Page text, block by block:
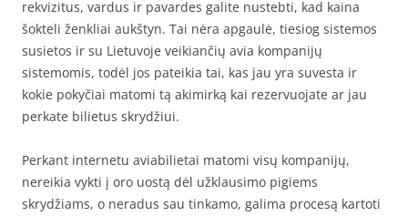
rekvizitus, vardus ir pavardes galite nustebti, kad kaina
šokteli ženkliai aukštyn. Tai nėra apgaulė, tiesiog sistemos
susietos ir su Lietuvoje veikiančių avia kompanijų
sistemomis, todėl jos pateikia tai, kas jau yra suvesta ir
kokie pokyčiai matomi tą akimirką kai rezervuojate ar jau
perkate bilietus skrydžiui.
Perkant internetu aviabilietai matomi visų kompanijų,
nereikia vykti į oro uostą dėl užklausimo pigiems
skrydžiams, o neradus sau tinkamo, galima procesą kartoti